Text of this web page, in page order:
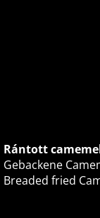
Rántott
Gebackene
Breaded fried